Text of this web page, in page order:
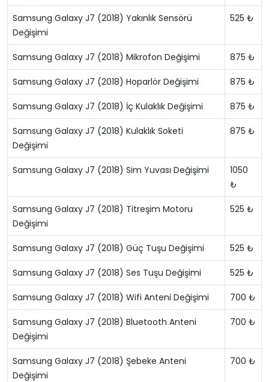
Samsung Galaxy J7 (2018) Yakınlık Sensörü
Değişimi
525 ₺
Samsung Galaxy J7 (2018) Mikrofon Değişimi 875 ₺
Samsung Galaxy J7 (2018) Hoparlör Değişimi 875 ₺
Samsung Galaxy J7 (2018) İç Kulaklık Değişimi 875 ₺
Samsung Galaxy J7 (2018) Kulaklık Soketi
Değişimi
875 ₺
Samsung Galaxy J7 (2018) Sim Yuvası Değişimi
1050
₺
Samsung Galaxy J7 (2018) Titreşim Motoru
Değişimi
525 ₺
Samsung Galaxy J7 (2018) Güç Tuşu Değişimi 525 ₺
Samsung Galaxy J7 (2018) Ses Tuşu Değişimi 525 ₺
Samsung Galaxy J7 (2018) Wifi Anteni Değişimi 700 ₺
Samsung Galaxy J7 (2018) Bluetooth Anteni
Değişimi
700 ₺
Samsung Galaxy J7 (2018) Şebeke Anteni
Değişimi
700 ₺